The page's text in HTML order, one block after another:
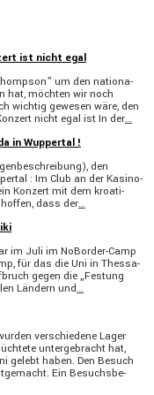
ist nicht egal
um den natio­na­
hat, möchten wir noch
wichtig gewesen wäre, den
nicht egal ist In der…
in Wuppertal !
den
: Im Club an der Kasino­
Konzert mit dem kroati­
dass der…
im Juli im NoBorder-Camp
für das die Uni in Thessa­
gegen die „Festung
Ländern und…
verschie­dene Lager
unter­ge­bracht hat,
gelebt haben. Den Besuch
Ein Besuchs­be­